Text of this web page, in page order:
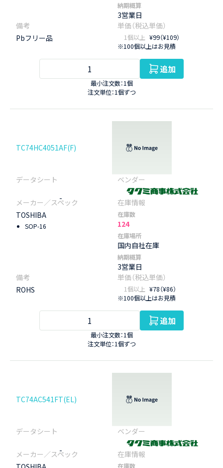
納期概算
3営業日
Pbフリー品 1個以上 ¥99（¥109）
※100個以上はお見積
追加
最小注文数：1個
注文単位：1個ずつ
TC74HC4051AF(F)
-
TOSHIBA
SOP-16
在庫数
124
在庫場所
国内自社在庫
納期概算
3営業日
ROHS 1個以上 ¥78（¥86）
※100個以上はお見積
追加
最小注文数：1個
注文単位：1個ずつ
TC74AC541FT(EL)
-
在庫数